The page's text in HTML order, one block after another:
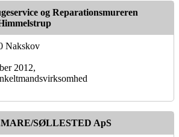
og Reparationsmureren
Nakskov
2012,
SØLLESTED ApS